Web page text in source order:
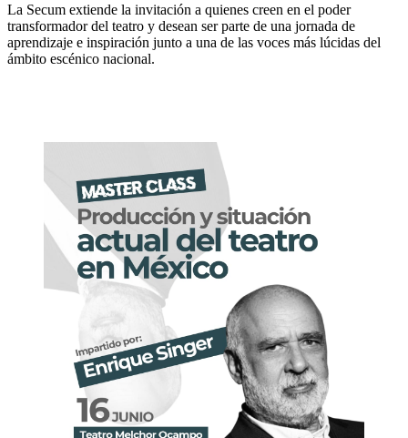
La Secum extiende la invitación a quienes creen en el poder
transformador del teatro y desean ser parte de una jornada de
aprendizaje e inspiración junto a una de las voces más lúcidas del
ámbito escénico nacional.